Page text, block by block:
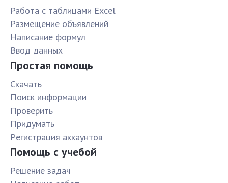
Работа с таблицами Excel
Размещение объявлений
Написание формул
Ввод данных
Простая помощь
Скачать
Поиск информации
Проверить
Придумать
Pегистрация аккаунтов
Помощь с учебой
Решение задач